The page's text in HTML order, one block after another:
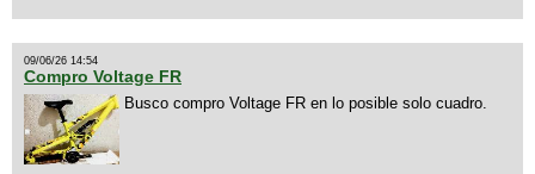
09/06/26 14:54
Compro Voltage FR
Busco compro Voltage FR en lo posible solo cuadro.